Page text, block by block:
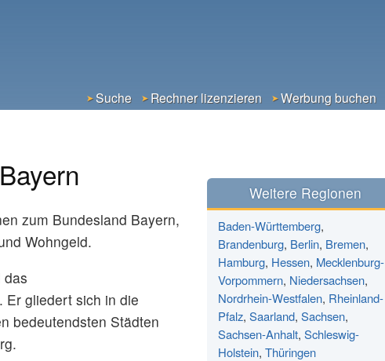
Werbung buchen
Rechner lizenzieren
Suche
Weitere Regionen
Baden-Württemberg,
Brandenburg, Berlin, Bremen,
Hamburg, Hessen, Mecklenburg-
Vorpommern, Niedersachsen,
Nordrhein-Westfalen, Rheinland-
Pfalz, Saarland, Sachsen,
Sachsen-Anhalt, Schleswig-
Holstein, Thüringen
zum Bundesland Bayern,
Wohngeld.
das
Er gliedert sich in die
bedeutendsten Städten